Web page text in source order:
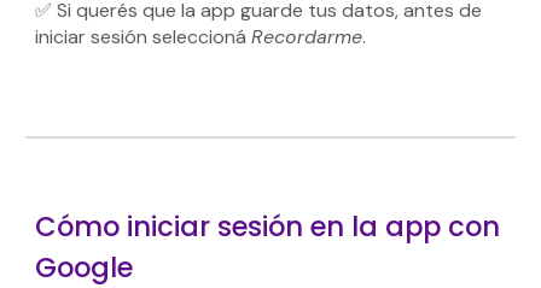
✅ Si querés que la app guarde tus datos, antes de
iniciar sesión seleccionáRecordarme.
Cómo iniciar sesión en la app con
Google